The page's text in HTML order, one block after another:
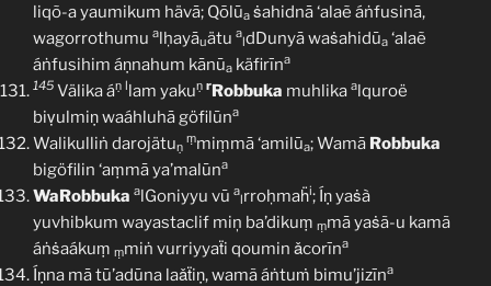
liqõ-a yaumikum hävā; Qōlūa ṡahidnā ‘alaẽ áṅfusinā,
wagorrothumu alḥayāuätu a
ldDunyā waṡahidūa ‘alaẽ
áṅfusihim áṇnahum kānūa käfirīna
145 Välika áṇ llam yakuṇ rRobbuka muhlika alquroë
biṿulmiṇ waáhluhā göfilūna
Walikulliṅ darojätuṇ
ṃmiṃmā ‘amilūa; Wamā Robbuka
bigöfilin ‘aṃmā ya’malūna
WaRobbuka alGoniyyu vū a
lrroḥmaḧi; Íṇ yaṡà
yuvhibkum wayastaclif miņ ba’dikuṃ ṃmā yaṡã-u kamã
áṅṡaákuṃ ṃmiṅ vurriyyaẗi qoumin ǎcorīna
Íṇna mā tū’adūna laǎẗiṇ, wamã áṅtuṁ bimu’jizīna